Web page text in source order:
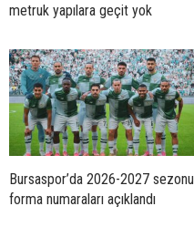
metruk yapılara geçit yok
Bursaspor’da 2026-2027 sezonu
forma numaraları açıklandı